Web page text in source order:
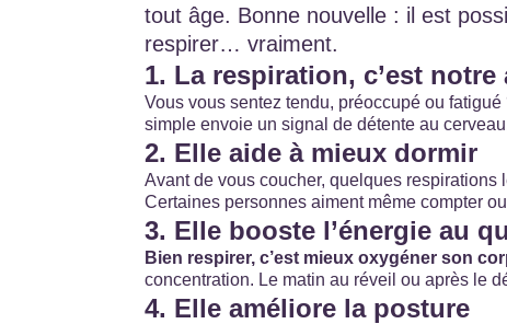
tout âge. Bonne nouvelle : il est
respirer… vraiment.
1. La respiration, c’est
Vous vous sentez tendu, préoccupé ou
simple envoie un signal de détente au
2. Elle aide à mieux dormir
Avant de vous coucher, quelques respirations
Certaines personnes aiment même compter
3. Elle booste l’énergie au
Bien respirer, c’est mieux oxygéner son
concentration. Le matin au réveil ou après le
4. Elle améliore la posture